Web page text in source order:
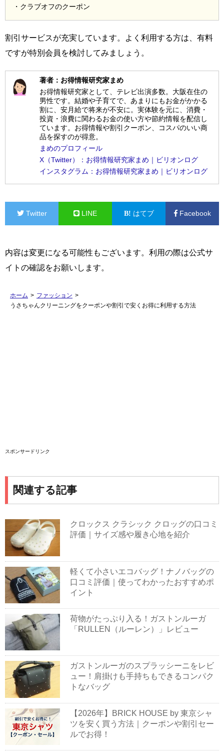
・クラブオフのクーポン
割引サービスが充実しています。よく利用する方は、有料
ですが特別会員を検討してみましょう。
著者：お得情報研究家まめ
お得情報研究家として、テレビ出演多数。大阪在住の
男性です。結婚や子育てで、あまりにもお金がかかる
割に、安月給で将来が不安に。実体験を元に、消費・
投資・浪費に関わるお金の使い方や節約情報を配信し
ています。お得情報や割引クーポン、コスパのいい商
品を探すのが得意。
まめのプロフィール
X（Twitter）：お得情報研究家まめ｜ビリオンログ
インスタグラム：お得情報研究家まめ｜ビリオンログ
Twitter LINE はてブ Facebook
内容は変更になる可能性もございます。利用の際は公式サ
イトの確認をお願いします。
ホーム > ファッション >
うさちゃんクリーニングをクーポンや割引で安くお得に利用する方法
スポンサードリンク
関連する記事
クロックス クラシック クロッグの口コミ
評価｜サイズ感や履き心地を紹介
軽くて小さいエコバッグ！ナノバッグの
口コミ評価｜使ってわかったおすすめポ
イント
荷物がたっぷり入る！ガストンルーガ
「RULLEN（ルーレン）」レビュー
ガストンルーガのスプラッシーニをレビ
ュー！肩掛けも手持ちもできるコンパク
トなバッグ
【2026年】BRICK HOUSE by 東京シャ
ツを安く買う方法｜クーポンや割引セー
ルでお得！